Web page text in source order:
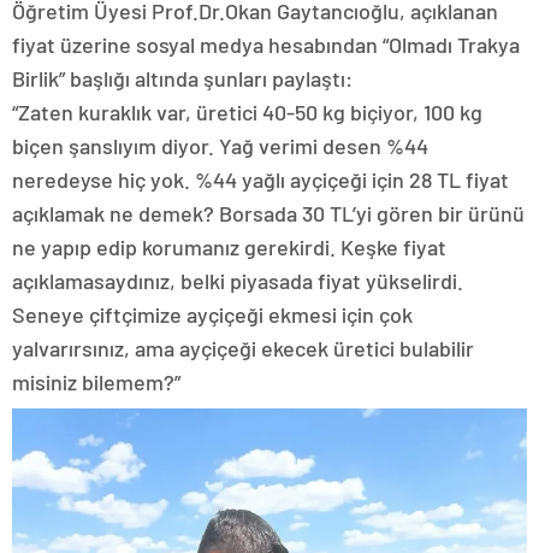
Öğretim Üyesi Prof.Dr.Okan Gaytancıoğlu, açıklanan
fiyat üzerine sosyal medya hesabından “Olmadı Trakya
Birlik” başlığı altında şunları paylaştı:
“Zaten kuraklık var, üretici 40-50 kg biçiyor, 100 kg
biçen şanslıyım diyor. Yağ verimi desen %44
neredeyse hiç yok. %44 yağlı ayçiçeği için 28 TL fiyat
açıklamak ne demek? Borsada 30 TL’yi gören bir ürünü
ne yapıp edip korumanız gerekirdi. Keşke fiyat
açıklamasaydınız, belki piyasada fiyat yükselirdi.
Seneye çiftçimize ayçiçeği ekmesi için çok
yalvarırsınız, ama ayçiçeği ekecek üretici bulabilir
misiniz bilemem?”